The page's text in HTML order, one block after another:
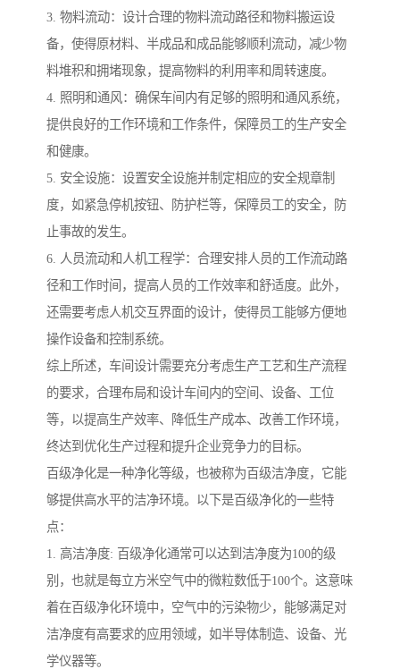
3. 物料流动：设计合理的物料流动路径和物料搬运设
备，使得原材料、半成品和成品能够顺利流动，减少物
料堆积和拥堵现象，提高物料的利用率和周转速度。
4. 照明和通风：确保车间内有足够的照明和通风系统，
提供良好的工作环境和工作条件，保障员工的生产安全
和健康。
5. 安全设施：设置安全设施并制定相应的安全规章制
度，如紧急停机按钮、防护栏等，保障员工的安全，防
止事故的发生。
6. 人员流动和人机工程学：合理安排人员的工作流动路
径和工作时间，提高人员的工作效率和舒适度。此外，
还需要考虑人机交互界面的设计，使得员工能够方便地
操作设备和控制系统。
综上所述，车间设计需要充分考虑生产工艺和生产流程
的要求，合理布局和设计车间内的空间、设备、工位
等，以提高生产效率、降低生产成本、改善工作环境，
终达到优化生产过程和提升企业竞争力的目标。
百级净化是一种净化等级，也被称为百级洁净度，它能
够提供高水平的洁净环境。以下是百级净化的一些特
点：
1. 高洁净度: 百级净化通常可以达到洁净度为100的级
别，也就是每立方米空气中的微粒数低于100个。这意味
着在百级净化环境中，空气中的污染物少，能够满足对
洁净度有高要求的应用领域，如半导体制造、设备、光
学仪器等。